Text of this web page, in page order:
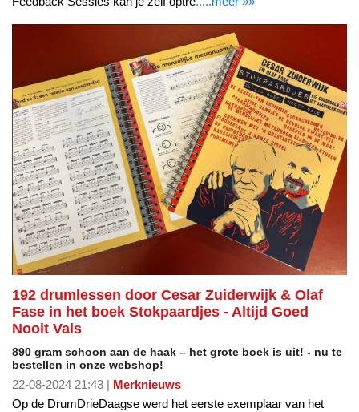
192 drumlessen door Cesar Zuiderwijk & Olaf
Fase in het boek Stokpaardjes - Altijd Goed
Nooit Vals
890 gram schoon aan de haak – het grote boek is uit! - nu te
bestellen in onze webshop!
22-08-2024 21:43 | Merknieuws
Op de DrumDrieDaagse werd het eerste exemplaar van het